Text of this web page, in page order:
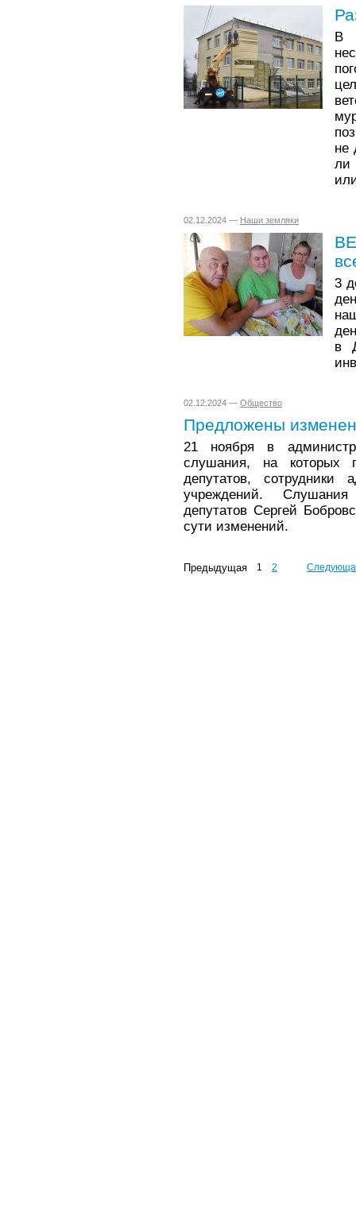
В
не
ли
02.12.2024 — Наши земляки
3
в
02.12.2024 — Общество
Предложены
21 ноября в
слушания, на которых
депутатов, сотрудники
учреждений.
депутатов Сергей
сути изменений.
Предыдущая 1 2